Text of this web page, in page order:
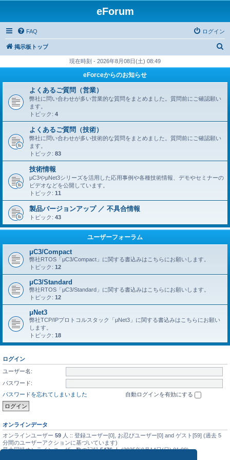
eForum
FAQ ログイン
掲示板トップ
現在時刻 - 2026年8月08日(土) 08:49
eForceからのお知らせ
よくあるご質問（営業）
弊社に問い合わせが多い営業的な質問をまとめました。質問前にご確認願い
ます。
トピック: 4
よくあるご質問（技術）
弊社に問い合わせが多い技術的な質問をまとめました。質問前にご確認願い
ます。
トピック: 83
技術情報
μC3やμNet3シリーズを活用した応用事例や各種技術情報、デモやセミナーの
ビデオなどを公開しています。
トピック: 11
製品バージョンアップ ／ 不具合情報
トピック: 43
ユーザーフォーラム
μC3/Compact
弊社RTOS「μC3/Compact」に関する書込みはこちらにお願いします。
トピック: 12
μC3/Standard
弊社RTOS「μC3/Standard」に関する書込みはこちらにお願いします。
トピック: 12
μNet3
弊社TCP/IPプロトコルスタック「μNet3」に関する書込みはこちらにお願い
します。
トピック: 18
ログイン
ユーザー名:
パスワード:
パスワードを忘れてしまいました
自動ログインを有効にする
オンラインデータ
オンラインユーザー 59 人 :: 登録ユーザー[0], お忍びユーザー[0] and ゲスト[59] (過去 5
分間のユーザーアクションに基づいています)
最大同時オンラインユーザー数の記録5476人 (2025年9月14日(日) 01:08)